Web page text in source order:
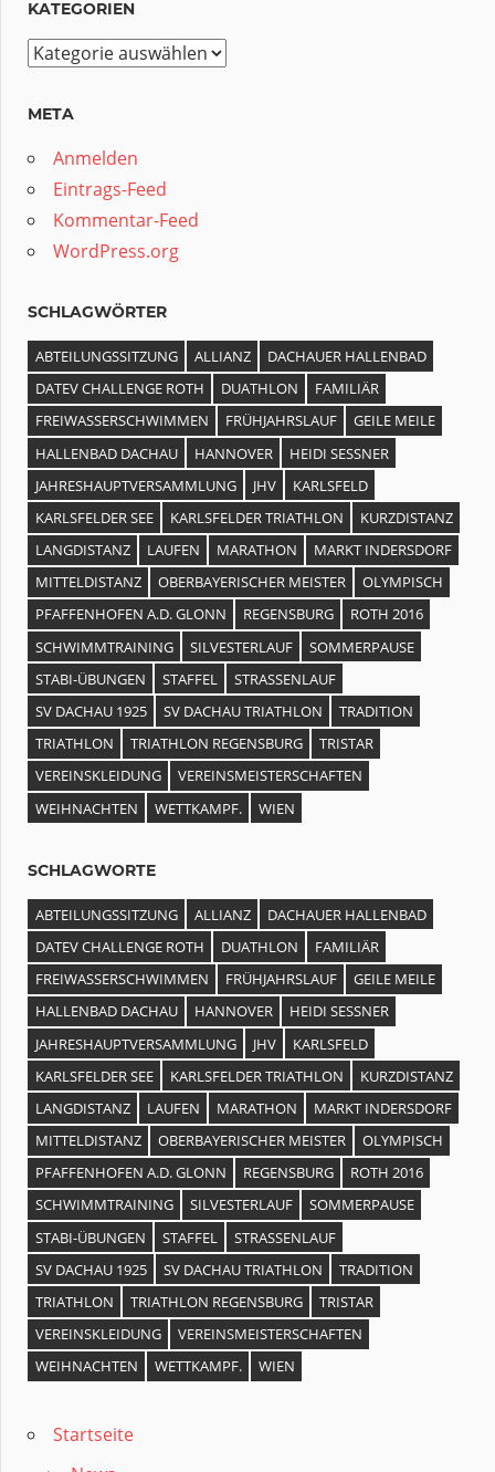
KATEGORIEN
Kategorien
META
Anmelden
Eintrags-Feed
Kommentar-Feed
WordPress.org
SCHLAGWÖRTER
ABTEILUNGSSITZUNG ALLIANZ
DACHAUER HALLENBAD
DATEV CHALLENGE ROTH
DUATHLON
FAMILIÄR
FREIWASSERSCHWIMMEN
FRÜHJAHRSLAUF
GEILE MEILE
HALLENBAD DACHAU
HANNOVER
HEIDI SESSNER
JAHRESHAUPTVERSAMMLUNG
JHV
KARLSFELD
KARLSFELDER SEE
KARLSFELDER TRIATHLON
KURZDISTANZ
LANGDISTANZ
LAUFEN MARATHON
MARKT INDERSDORF
MITTELDISTANZ
OBERBAYERISCHER MEISTER
OLYMPISCH
PFAFFENHOFEN A.D. GLONN
REGENSBURG
ROTH 2016
SCHWIMMTRAINING
SILVESTERLAUF
SOMMERPAUSE
STABI-ÜBUNGEN
STAFFEL
STRASSENLAUF
SV DACHAU 1925
SV DACHAU TRIATHLON
TRADITION
TRIATHLON
TRIATHLON REGENSBURG
TRISTAR
VEREINSKLEIDUNG
VEREINSMEISTERSCHAFTEN
WEIHNACHTEN
WETTKAMPF. WIEN
SCHLAGWORTE
ABTEILUNGSSITZUNG ALLIANZ
DACHAUER HALLENBAD
DATEV CHALLENGE ROTH
DUATHLON
FAMILIÄR
FREIWASSERSCHWIMMEN
FRÜHJAHRSLAUF
GEILE MEILE
HALLENBAD DACHAU
HANNOVER
HEIDI SESSNER
JAHRESHAUPTVERSAMMLUNG
JHV
KARLSFELD
KARLSFELDER SEE
KARLSFELDER TRIATHLON
KURZDISTANZ
LANGDISTANZ
LAUFEN MARATHON
MARKT INDERSDORF
MITTELDISTANZ
OBERBAYERISCHER MEISTER
OLYMPISCH
PFAFFENHOFEN A.D. GLONN
REGENSBURG
ROTH 2016
SCHWIMMTRAINING
SILVESTERLAUF
SOMMERPAUSE
STABI-ÜBUNGEN
STAFFEL
STRASSENLAUF
SV DACHAU 1925
SV DACHAU TRIATHLON
TRADITION
TRIATHLON
TRIATHLON REGENSBURG
TRISTAR
VEREINSKLEIDUNG
VEREINSMEISTERSCHAFTEN
WEIHNACHTEN
WETTKAMPF. WIEN
Startseite